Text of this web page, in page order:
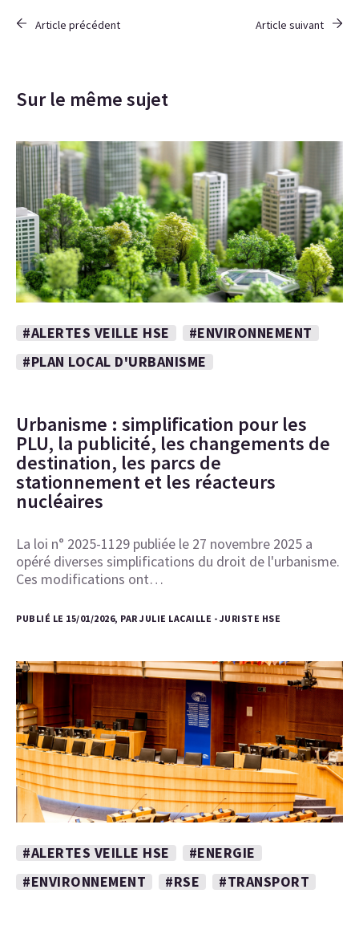
Article précédent Article suivant
Sur le même sujet
#ALERTES VEILLE HSE
#ENVIRONNEMENT
#PLAN LOCAL D'URBANISME
Urbanisme : simplification pour les
PLU, la publicité, les changements de
destination, les parcs de
stationnement et les réacteurs
nucléaires
La loi n° 2025-1129 publiée le 27 novembre 2025 a
opéré diverses simplifications du droit de l'urbanisme.
Ces modifications ont…
PUBLIÉ LE 15/01/2026, PAR JULIE LACAILLE - JURISTE HSE
#ALERTES VEILLE HSE
#ENERGIE
#ENVIRONNEMENT
#RSE #TRANSPORT